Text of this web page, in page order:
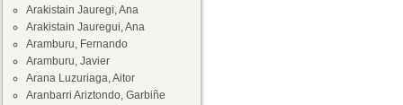
Arakistain Jauregi, Ana
Arakistain Jauregui, Ana
Aramburu, Fernando
Aramburu, Javier
Arana Luzuriaga, Aitor
Aranbarri Ariztondo, Garbiñe